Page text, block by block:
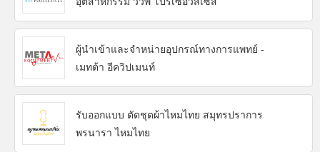
ผู้นำเข้าและจำหน่ายอุปกรณ์ทางการแพทย์ -
เมทต้า อีควิปเมนท์
รับออกแบบ ตัดชุดผ้าไหมไทย สมุทรปราการ
พรนารา ไหมไทย